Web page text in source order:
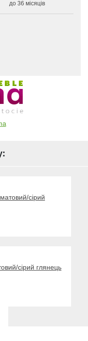
до 36 місяців
сірий
сірий глянець